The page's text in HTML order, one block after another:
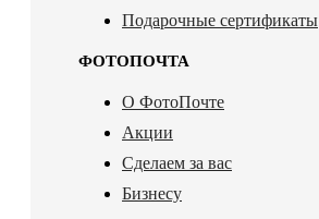
Подарочные сертификаты
ФОТОПОЧТА
О ФотоПочте
Акции
Сделаем за вас
Бизнесу